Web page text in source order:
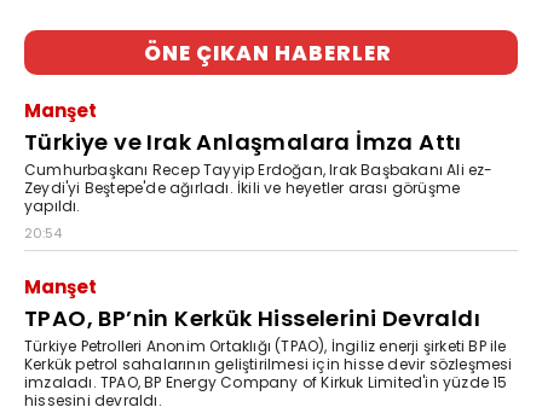
ÖNE ÇIKAN HABERLER
Manşet
Türkiye ve Irak Anlaşmalara İmza Attı
Cumhurbaşkanı Recep Tayyip Erdoğan, Irak Başbakanı Ali ez-
Zeydi'yi Beştepe'de ağırladı. İkili ve heyetler arası görüşme
yapıldı.
20:54
Manşet
TPAO, BP’nin Kerkük Hisselerini Devraldı
Türkiye Petrolleri Anonim Ortaklığı (TPAO), İngiliz enerji şirketi BP ile
Kerkük petrol sahalarının geliştirilmesi için hisse devir sözleşmesi
imzaladı. TPAO, BP Energy Company of Kirkuk Limited'in yüzde 15
hissesini devraldı.